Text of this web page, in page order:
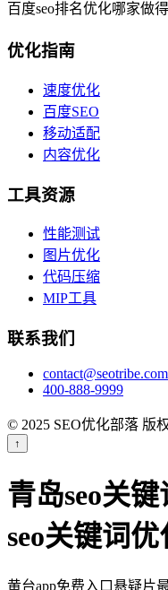
百度seo排名优化哪家做
优化指南
速度优化
百度SEO
移动适配
内容优化
工具资源
性能测试
图片优化
代码压缩
MIP工具
联系我们
contact@seotribe.com
400-888-9999
© 2025 SEO优化部落 版
↑
青岛seo关
seo关键词优
黄台app免费入口悬疑片